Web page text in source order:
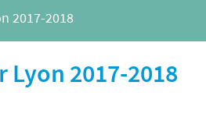
2017-2018
Lyon 2017-2018